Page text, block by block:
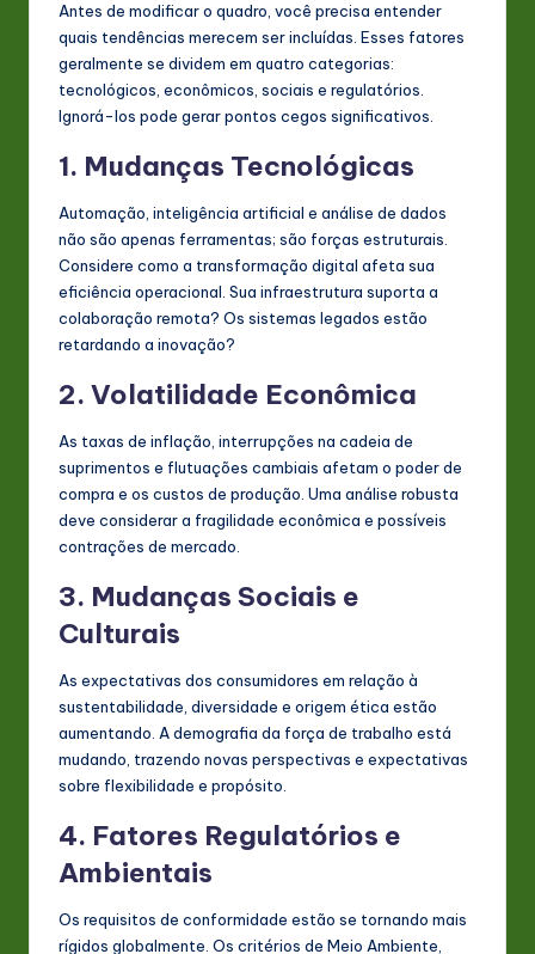
Antes de modificar o quadro, você precisa entender
quais tendências merecem ser incluídas. Esses fatores
geralmente se dividem em quatro categorias:
tecnológicos, econômicos, sociais e regulatórios.
Ignorá-los pode gerar pontos cegos significativos.
1. Mudanças Tecnológicas
Automação, inteligência artificial e análise de dados
não são apenas ferramentas; são forças estruturais.
Considere como a transformação digital afeta sua
eficiência operacional. Sua infraestrutura suporta a
colaboração remota? Os sistemas legados estão
retardando a inovação?
2. Volatilidade Econômica
As taxas de inflação, interrupções na cadeia de
suprimentos e flutuações cambiais afetam o poder de
compra e os custos de produção. Uma análise robusta
deve considerar a fragilidade econômica e possíveis
contrações de mercado.
3. Mudanças Sociais e
Culturais
As expectativas dos consumidores em relação à
sustentabilidade, diversidade e origem ética estão
aumentando. A demografia da força de trabalho está
mudando, trazendo novas perspectivas e expectativas
sobre flexibilidade e propósito.
4. Fatores Regulatórios e
Ambientais
Os requisitos de conformidade estão se tornando mais
rígidos globalmente. Os critérios de Meio Ambiente,